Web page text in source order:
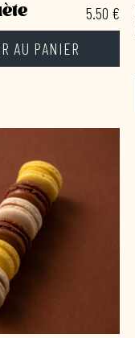
5.50 €
AU PANIER